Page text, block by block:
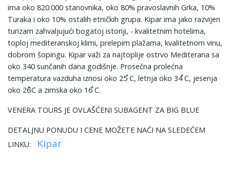
ima oko 820.000 stanovnika, oko 80% pravoslavnih Grka, 10%
Turaka i oko 10% ostalih etničkih grupa. Kipar ima jako razvijen
turizam zahvaljujući bogatoj istoriji, - kvalitetnim hotelima,
toploj mediteranskoj klimi, prelepim plažama, kvalitetnom vinu,
dobrom šopingu. Kipar važi za najtoplije ostrvo Mediterana sa
oko 340 sunčanih dana godišnje. Prosečna prolećna
temperatura vazduha iznosi oko 25 ̊C, letnja oko 34 ̊C, jesenja
oko 26̊C a zimska oko 16 ̊C.
VENERA TOURS JE OVLAŠĆENI SUBAGENT ZA BIG BLUE
DETALJNU PONUDU I CENE MOŽETE NAĆI NA SLEDEĆEM
LINKU:
Kipar